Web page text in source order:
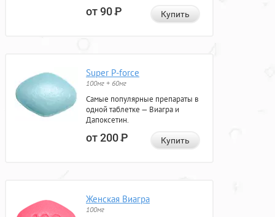
от 90Р Купить
Super P-force
100мг + 60мг
Самые популярные препараты в
одной таблетке — Виагра и
Дапоксетин.
от 200Р Купить
Женская Виагра
100мг